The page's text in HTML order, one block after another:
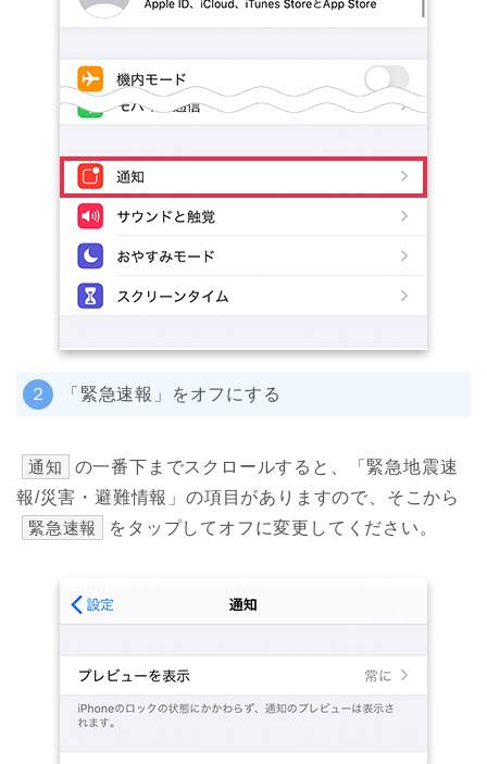
２ 「緊急速報」をオフにする
通知
の一番下までスクロールすると、「緊急地震速
報/災害・避難情報」の項目がありますので、そこから
緊急速報
をタップしてオフに変更してください。